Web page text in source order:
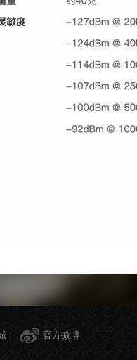
官方微博